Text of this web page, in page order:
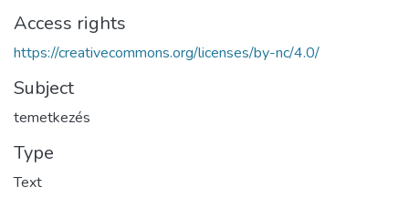
Access rights
https://creativecommons.org/licenses/by-nc/4.0/
Subject
temetkezés
Type
Text